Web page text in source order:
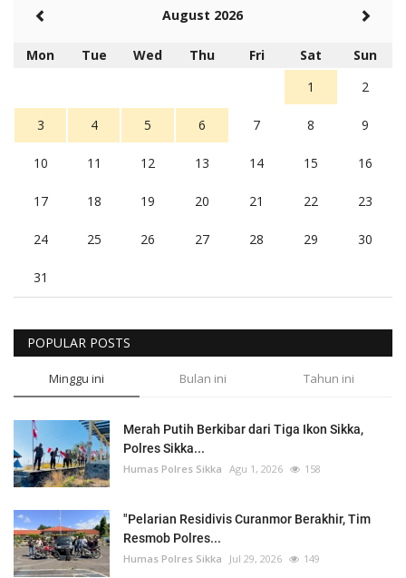
August 2026
Mon Tue Wed Thu Fri Sat
Sun
1
2
3 4 5 6 7 8 9
10 11 12 13 14 15 16
17 18 19 20 21 22 23
24 25 26 27 28 29 30
31
POPULAR POSTS
Minggu ini Bulan ini Tahun ini
Merah Putih Berkibar dari Tiga Ikon Sikka,
Polres Sikka...
Humas Polres Sikka Agu 1, 2026 158
"Pelarian Residivis Curanmor Berakhir, Tim
Resmob Polres...
Humas Polres Sikka Jul 29, 2026 149